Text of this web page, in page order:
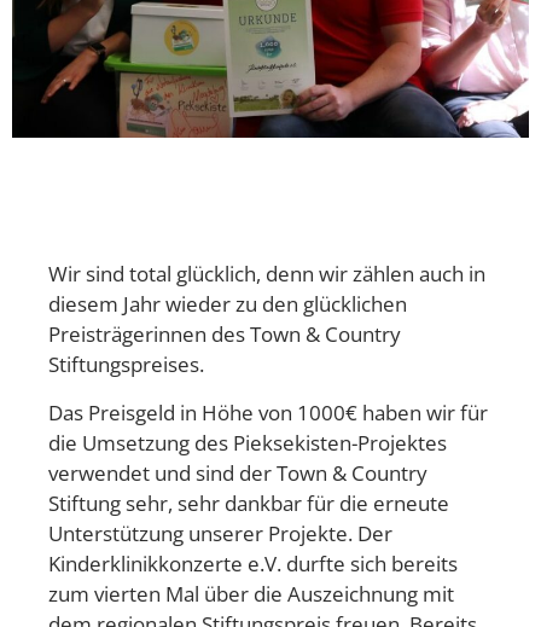
Wir sind total glücklich, denn wir zählen auch in
diesem Jahr wieder zu den glücklichen
Preisträgerinnen des Town & Country
Stiftungspreises.
Das Preisgeld in Höhe von 1000€ haben wir für
die Umsetzung des Pieksekisten-Projektes
verwendet und sind der Town & Country
Stiftung sehr, sehr dankbar für die erneute
Unterstützung unserer Projekte. Der
Kinderklinikkonzerte e.V. durfte sich bereits
zum vierten Mal über die Auszeichnung mit